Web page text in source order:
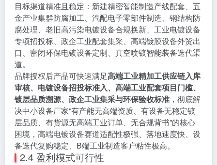
目标渠道精准且稳定：新建精密智能制造产线配套、五
金产业集群防腐加工、汽配电子零部件制造、钢结构防
腐处理、老旧高污染电镀设备合规换新、工业电镀设备
专项招投标、政企工业配套集采、高端镀膜设备外贸出
口、密闭环保电镀设备定制、真空喷镀智能装备迭代渠
道。
品牌授权后产品可快速满足高端工业精加工供应链入库
审核、电镀设备招投标准入、高端工业配套项目门槛、
镀层品质溯源、政企工业集采与环保验收标准 ，彻底解
决中小设备厂家“有产能无高端资质、有设备无稳定镀
层品质、有货源无高端工业订单、无合规背书”的核心
困境，高端电镀设备赛道适配性极强、落地速度快、设
备迭代复购稳定、B端工业制造客户粘性极高。
2.4 盈利模式可行性